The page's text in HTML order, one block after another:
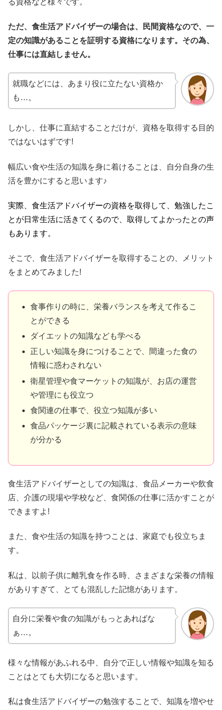
ただ、食生活アドバイザーの場合は、民間資格なので、一
定の知識があることを証明する資格になります。その為、
仕事には直結しません。
就職などには、あまり役に立たない資格か
も…。
しかし、仕事に直結することだけが、資格を取得する目的
ではないはずです!
幅広い食や生活の知識を身に着けることは、自分自身の生
活を豊かにすると思います♪
実際、食生活アドバイザーの資格を取得して、勉強したこ
とが日常生活に活きてくるので、取得してよかったとの声
もあります。
そこで、食生活アドバイザーを取得することの、メリット
をまとめてみました!
食事作りの時に、栄養バランスを考えて作るこ
とができる
ダイエットの知識なども学べる
正しい知識を身につけることで、間違った食の
情報に惑わされない
衛星管理や食マーケットの知識が、お店の運営
や管理にも役立つ
食関連の仕事で、役立つ知識が多い
食品パッケージ裏に記載されている表示の意味
が分かる
食生活アドバイザーとしての知識は、食品メーカーや飲食
店、介護の現場や学校など、食関係の仕事に活かすことが
できますよ!
また、食や生活の知識を持つことは、家庭でも役立ちま
す。
私は、以前子供に離乳食を作る時、さまざまな栄養の情報
がありすぎて、とても混乱した記憶があります。
自分に栄養や食の知識がもっとあればな
ぁ…。
様々な情報があふれる中、自分で正しい情報や知識を知る
ことはとても大切になると思います。
私は食生活アドバイザーの勉強することで、知識を増やせ